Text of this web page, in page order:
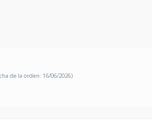
de la orden: 16/06/2026)